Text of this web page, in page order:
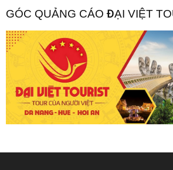
GÓC QUẢNG CÁO ĐẠI VIỆT